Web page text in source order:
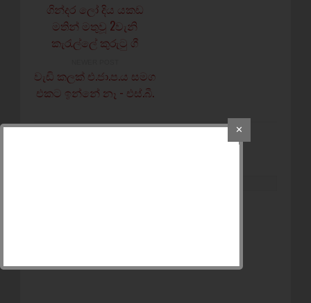
ගින්දර ලෝ දිය යකඩ
මතින් මතුවූ 2වැනි
කැරැල්ලේ කුරුටු ගී
වැඩි කලක් එ.ජා.ප.ය සමග
එකට ඉන්නේ නෑ - එස්.බී.
✕